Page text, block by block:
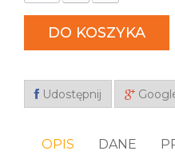
DO KOSZYKA
Udostępnij
OPIS DANE